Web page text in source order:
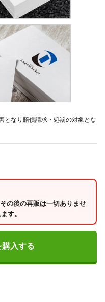
となり賠償請求・処罰の対象とな
の後の再販は一切ありませ
す。
購入する